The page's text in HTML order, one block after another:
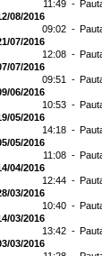
11:49 -
08/2016
09:02 -
07/2016
12:08 -
07/2016
09:51 -
06/2016
10:53 -
05/2016
14:18 -
05/2016
11:08 -
04/2016
12:44 -
03/2016
10:40 -
03/2016
13:42 -
03/2016